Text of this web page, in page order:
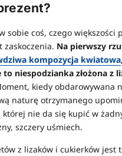
sobie coś, czego większości
zaskoczenia. Na pierwszy
kompozycja kwiatowa
to niespodzianka złożona z
kiedy obdarowywana
naturę otrzymanego
której nie da się kupić w
szczery uśmiech.
z lizaków i cukierków jest